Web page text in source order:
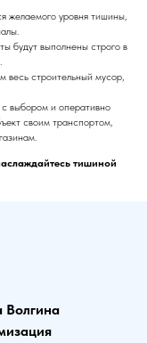
желаемого уровня тишины,
будут выполнены строго в
весь строительный мусор,
выбором и оперативно
своим транспортом,
тишиной
Волгина